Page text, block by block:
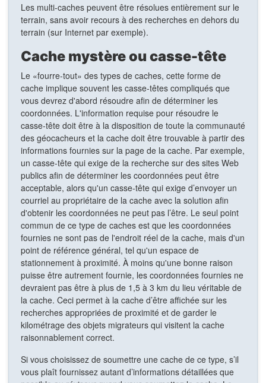
Les multi-caches peuvent être résolues entièrement sur le
terrain, sans avoir recours à des recherches en dehors du
terrain (sur Internet par exemple).
Cache mystère ou casse-tête
Le «fourre-tout» des types de caches, cette forme de
cache implique souvent les casse-têtes compliqués que
vous devrez d'abord résoudre afin de déterminer les
coordonnées. L'information requise pour résoudre le
casse-tête doit être à la disposition de toute la communauté
des géocacheurs et la cache doit être trouvable à partir des
informations fournies sur la page de la cache. Par exemple,
un casse-tête qui exige de la recherche sur des sites Web
publics afin de déterminer les coordonnées peut être
acceptable, alors qu'un casse-tête qui exige d’envoyer un
courriel au propriétaire de la cache avec la solution afin
d'obtenir les coordonnées ne peut pas l’être. Le seul point
commun de ce type de caches est que les coordonnées
fournies ne sont pas de l'endroit réel de la cache, mais d'un
point de référence général, tel qu'un espace de
stationnement à proximité. À moins qu'une bonne raison
puisse être autrement fournie, les coordonnées fournies ne
devraient pas être à plus de 1,5 à 3 km du lieu véritable de
la cache. Ceci permet à la cache d’être affichée sur les
recherches appropriées de proximité et de garder le
kilométrage des objets migrateurs qui visitent la cache
raisonnablement correct.
Si vous choisissez de soumettre une cache de ce type, s’il
vous plaît fournissez autant d’informations détaillées que